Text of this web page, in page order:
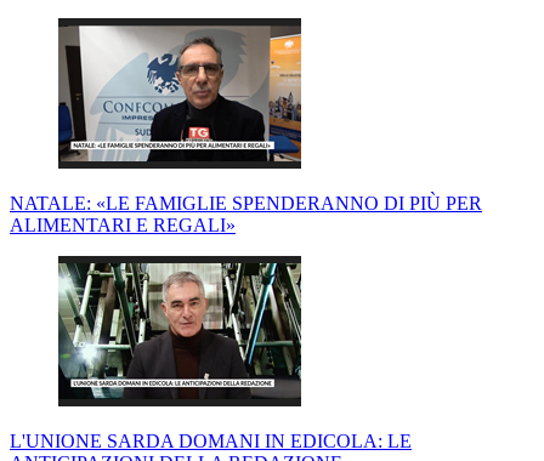
NATALE: «LE FAMIGLIE SPENDERANNO DI PIÙ PER
ALIMENTARI E REGALI»
L'UNIONE SARDA DOMANI IN EDICOLA: LE